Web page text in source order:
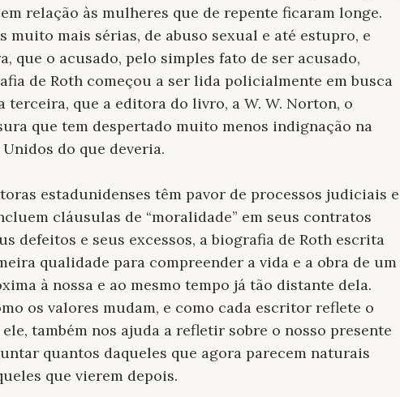
relação às mulheres que de repente ficaram longe.
mais sérias, de abuso sexual e até estupro, e
que o acusado, pelo simples fato de ser acusado,
de Roth começou a ser lida policialmente em busca
que a editora do livro, a W. W. Norton, o
que tem despertado muito menos indignação na
do que deveria.
estadunidenses têm pavor de processos judiciais e
cláusulas de “moralidade” em seus contratos
defeitos e seus excessos, a biografia de Roth escrita
qualidade para compreender a vida e a obra de um
à nossa e ao mesmo tempo já tão distante dela.
os valores mudam, e como cada escritor reflete o
também nos ajuda a refletir sobre o nosso presente
quantos daqueles que agora parecem naturais
que vierem depois.